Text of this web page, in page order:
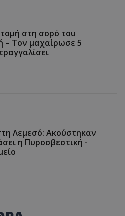
στη σορό του
– Τον μαχαίρωσε 5
Λεμεσό: Ακούστηκαν
η Πυροσβεστική -